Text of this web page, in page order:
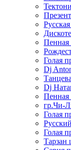
Пенная
Голая
Dj
Dj
Пенная
гр.Чи-
Голая
Голая
Тарзан